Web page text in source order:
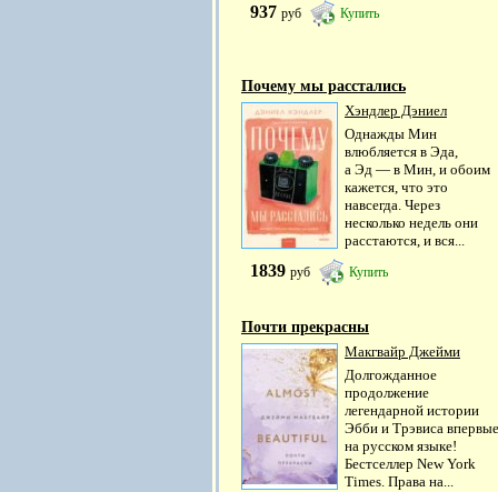
937 руб Купить
Почему мы расстались
Хэндлер Дэниел
Однажды Мин
влюбляется в Эда,
а Эд — в Мин, и обоим
кажется, что это
навсегда. Через
несколько недель они
расстаются, и вся...
1839 руб Купить
Почти прекрасны
Макгвайр Джейми
Долгожданное
продолжение
легендарной истории
Эбби и Трэвиса впервые
на русском языке!
Бестселлер New York
Times. Права на...